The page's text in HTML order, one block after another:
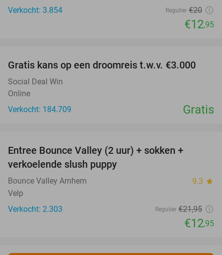
Verkocht: 3.854
Regulier €20
€12,95
Gratis kans op een droomreis t.w.v. €3.000
Social Deal Win
Online
Verkocht: 184.709
Gratis
Entree Bounce Valley (2 uur) + sokken +
verkoelende slush puppy
Bounce Valley Arnhem 9.3 star
Velp
Verkocht: 2.303
Regulier €21,95
€12,95